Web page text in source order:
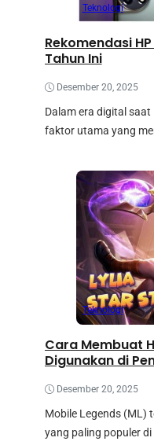
Teknologi
Rekomendasi
Tahun Ini
Desember 20, 2025
Dalam era digital
faktor utama yang
Teknologi
Cara Membuat
Digunakan di
Desember 20, 2025
Mobile Legends (ML)
yang paling populer